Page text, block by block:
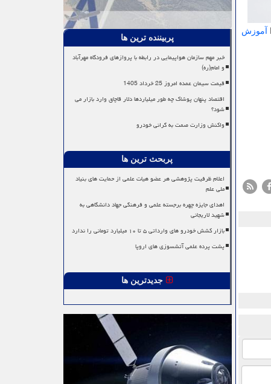
آموزش
پربیننده ترین ها
خبر مهم سازمان هواپیمایی در رابطه با پروازهای فرودگاه مهرآباد
و امام(ره)
قیمت سیمان عمده امروز 25 خرداد 1405
اقتصاد پنهان پوشاک چه طور میلیاردها دلار قاچاق وارد بازار می
شود؟
واکنش وزارت صمت به گرانی خودرو
پربحث ترین ها
اعلام ظرفیت پژوهشی هر عضو هیات علمی از حمایت های بنیاد
ملی علم
اهدای جایزه چهره برجسته علمی و فرهنگی جهاد دانشگاهی به
شهید لاریجانی
بازار کشش خودرو های وارداتی ۵ تا ۱۰ میلیارد تومانی را ندارد
پشت پرده علمی آتشسوزی های اروپا
جدیدترین ها